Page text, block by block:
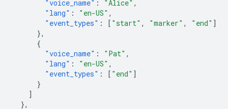
"voice_name" : "Alice" ,
"lang" : "en-US" ,
"event_types" : [ "start" , "marker" , "end" ]
},
{
"voice_name" : "Pat" ,
"lang" : "en-US" ,
"event_types" : [ "end" ]
}
]
},